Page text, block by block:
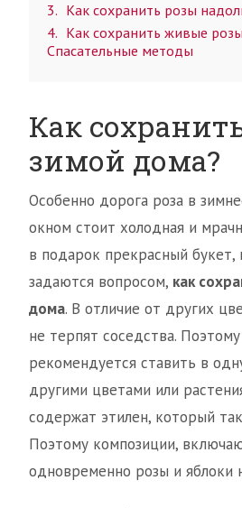
3
Как сохранить розы
4
Как сохранить живые
Спасательные методы
Как
зимой дома?
Особенно дорога роза в
окном стоит холодная и
в подарок прекрасный
задаются вопросом, как
дома. В отличие от других
не терпят соседства.
рекомендуется ставить в
другими цветами или
содержат этилен, который
Поэтому композиции,
одновременно розы и яблоки